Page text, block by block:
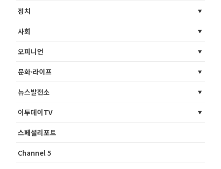
정치
사회
오피니언
문화·라이프
뉴스발전소
이투데이TV
스페셜리포트
Channel 5